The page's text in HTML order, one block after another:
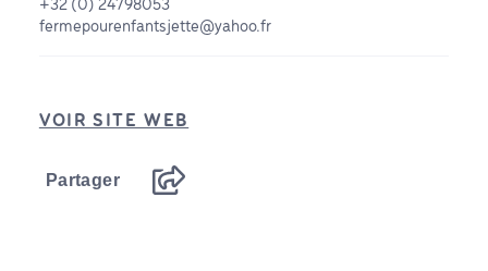
+32 (0) 24798053
fermepourenfantsjette@yahoo.fr
VOIR SITE WEB
Partager